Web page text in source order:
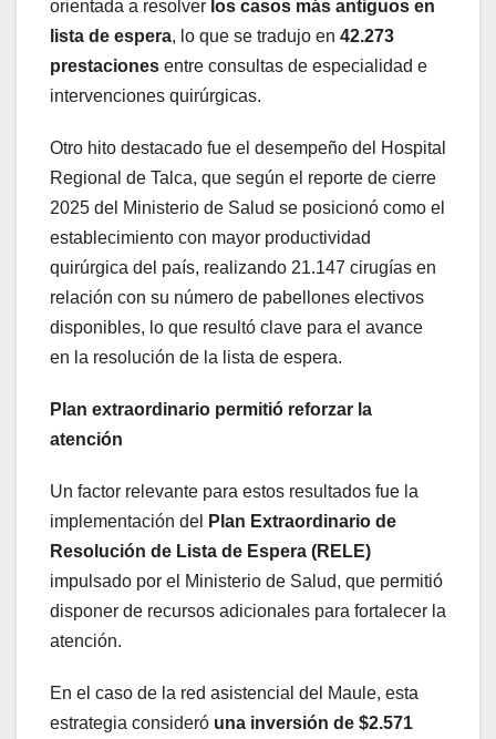
orientada a resolver los casos más antiguos en
lista de espera, lo que se tradujo en 42.273
prestaciones entre consultas de especialidad e
intervenciones quirúrgicas.
Otro hito destacado fue el desempeño del Hospital
Regional de Talca, que según el reporte de cierre
2025 del Ministerio de Salud se posicionó como el
establecimiento con mayor productividad
quirúrgica del país, realizando 21.147 cirugías en
relación con su número de pabellones electivos
disponibles, lo que resultó clave para el avance
en la resolución de la lista de espera.
Plan extraordinario permitió reforzar la
atención
Un factor relevante para estos resultados fue la
implementación del
Plan Extraordinario de
Resolución de Lista de Espera (RELE)
impulsado por el Ministerio de Salud, que permitió
disponer de recursos adicionales para fortalecer la
atención.
En el caso de la red asistencial del Maule, esta
estrategia consideró una inversión de $2.571